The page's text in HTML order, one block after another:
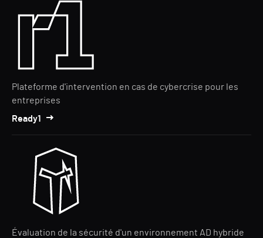
Plateforme d'intervention en cas de cybercrise pour les
entreprises
Ready1
Évaluation de la sécurité d'un environnement AD hybride